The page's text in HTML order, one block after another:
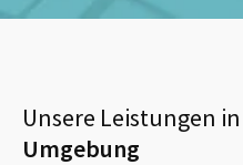
Unsere Leistungen in
Umgebung